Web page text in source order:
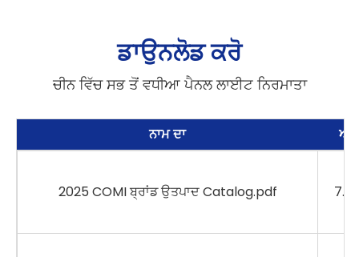
ਡਾਉਨਲੋਡ ਕਰੋ
ਚੀਨ ਵਿੱਚ ਸਭ ਤੋਂ ਵਧੀਆ ਪੈਨਲ ਲਾਈਟ ਨਿਰਮਾਤਾ
ਨਾਮ ਦਾ
2025 COMI ਬ੍ਰਾਂਡ ਉਤਪਾਦ Catalog.pdf